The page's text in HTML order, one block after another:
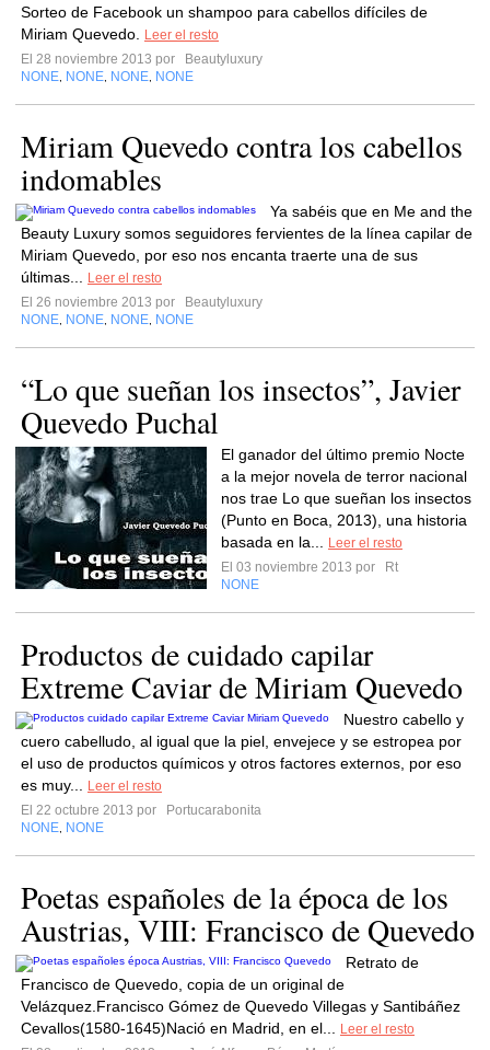
Sorteo de Facebook un shampoo para cabellos difíciles de
Miriam Quevedo.
Leer el resto
El 28 noviembre 2013 por
Beautyluxury
NONE NONE NONE NONE
Miriam Quevedo contra los cabellos
indomables
Ya sabéis que en Me and the
Beauty Luxury somos seguidores fervientes de la línea capilar de
Miriam Quevedo, por eso nos encanta traerte una de sus
últimas...
Leer el resto
El 26 noviembre 2013 por
Beautyluxury
NONE NONE NONE NONE
“Lo que sueñan los insectos”, Javier
Quevedo Puchal
El ganador del último premio Nocte
a la mejor novela de terror nacional
nos trae Lo que sueñan los insectos
(Punto en Boca, 2013), una historia
basada en la...
Leer el resto
El 03 noviembre 2013 por
Rt
NONE
Productos de cuidado capilar
Extreme Caviar de Miriam Quevedo
Nuestro cabello y
cuero cabelludo, al igual que la piel, envejece y se estropea por
el uso de productos químicos y otros factores externos, por eso
es muy...
Leer el resto
El 22 octubre 2013 por
Portucarabonita
NONE NONE
Poetas españoles de la época de los
Austrias, VIII: Francisco de Quevedo
Retrato de
Francisco de Quevedo, copia de un original de
Velázquez.Francisco Gómez de Quevedo Villegas y Santibáñez
Cevallos(1580-1645)Nació en Madrid, en el...
Leer el resto